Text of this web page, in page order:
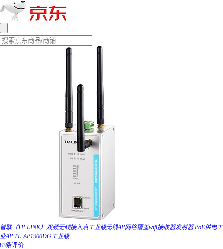
普联（TP-LINK）双频无线接入点工业级无线AP网络覆盖wifi接收器发射器 PoE供电工
业AP TL-AP1900DG工业级
83条评价